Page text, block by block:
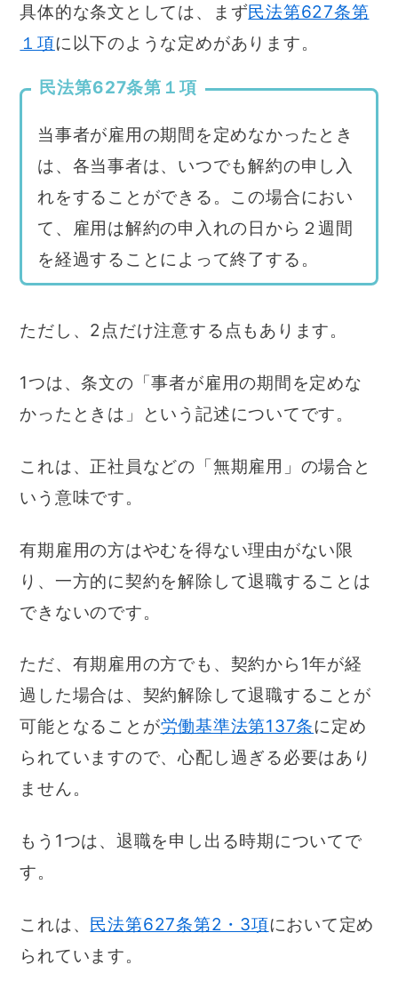
具体的な条文としては、まず民法第627条第
１項に以下のような定めがあります。
民法第627条第１項
当事者が雇用の期間を定めなかったとき
は、各当事者は、いつでも解約の申し入
れをすることができる。この場合におい
て、雇用は解約の申入れの日から２週間
を経過することによって終了する。
ただし、2点だけ注意する点もあります。
1つは、条文の「事者が雇用の期間を定めな
かったときは」という記述についてです。
これは、正社員などの「無期雇用」の場合と
いう意味です。
有期雇用の方はやむを得ない理由がない限
り、一方的に契約を解除して退職することは
できないのです。
ただ、有期雇用の方でも、契約から1年が経
過した場合は、契約解除して退職することが
可能となることが労働基準法第137条に定め
られていますので、心配し過ぎる必要はあり
ません。
もう1つは、退職を申し出る時期についてで
す。
これは、 民法第627条第2・3項において定め
られています。